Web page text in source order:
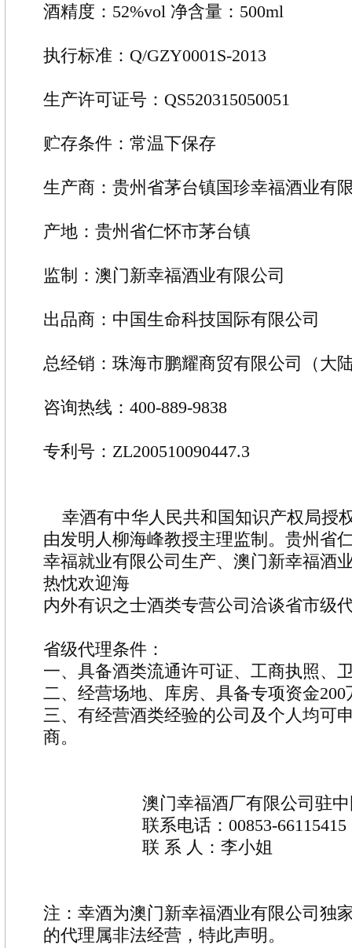
酒精度：52%vol 净含量：500ml
执行标准：Q/GZY0001S-2013
生产许可证号：QS520315050051
贮存条件：常温下保存
生产商：贵州省茅台镇国珍幸福酒业有
产地：贵州省仁怀市茅台镇
监制：澳门新幸福酒业有限公司
出品商：中国生命科技国际有限公司
总经销：珠海市鹏耀商贸有限公司（大
咨询热线：400-889-9838
专利号：ZL200510090447.3
幸酒有中华人民共和国知识产权局授
由发明人柳海峰教授主理监制。贵州省
幸福就业有限公司生产、澳门新幸福酒
热忱欢迎海
内外有识之士酒类专营公司洽谈省市级
省级代理条件：
一、具备酒类流通许可证、工商执照、
二、经营场地、库房、具备专项资金200
三、有经营酒类经验的公司及个人均可
商。
澳门幸福酒厂有限公司驻中
联系电话：00853-66115415
联 系 人：李小姐
注：幸酒为澳门新幸福酒业有限公司独
的代理属非法经营，特此声明。